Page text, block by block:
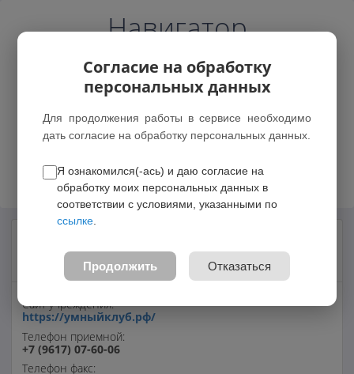
Навигатор
Пермяков Дмитрий Евгеньевич
Сайт учреждения:
https://умныйклуб.рф/
Телефон приемной:
+7 (9617) 07-60-06
Телефон факс:
Согласие на обработку
персональных данных
Для продолжения работы в сервисе необходимо
дать согласие на обработку персональных данных.
Я ознакомился(-ась) и даю согласие на
обработку моих персональных данных в
соответствии с условиями, указанными по
ссылке
Продолжить Отказаться